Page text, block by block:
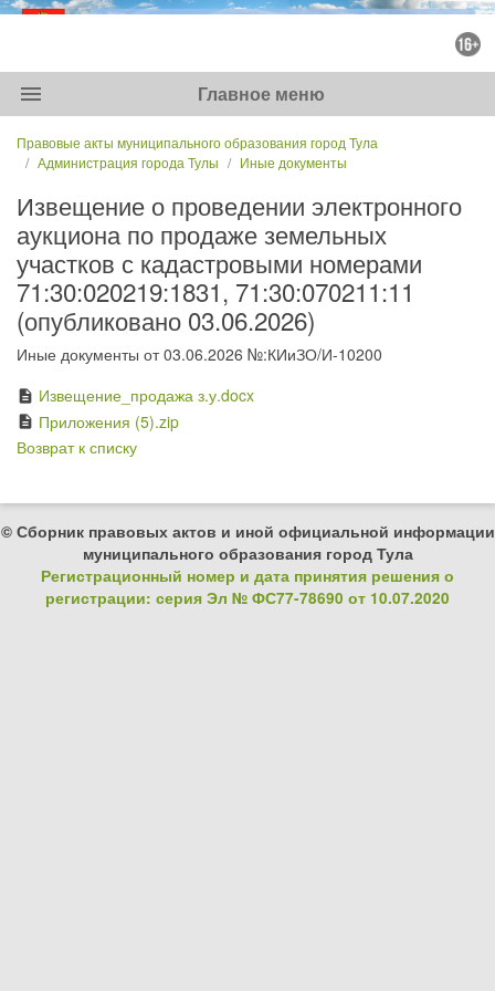
menu Главное меню
Правовые акты муниципального образования город Тула
Администрация города Тулы
Иные документы
Извещение о проведении электронного
аукциона по продаже земельных
участков с кадастровыми номерами
71:30:020219:1831, 71:30:070211:11
(опубликовано 03.06.2026)
Иные документы от 03.06.2026 №:КИиЗО/И-10200
description Извещение_продажа з.у.docx
description Приложения (5).zip
Возврат к списку
© Сборник правовых актов и иной официальной информации
муниципального образования город Тула
Регистрационный номер и дата принятия решения о
регистрации: серия Эл № ФС77-78690 от 10.07.2020